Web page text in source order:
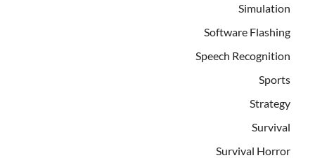
Simulation
Software Flashing
Speech Recognition
Sports
Strategy
Survival
Survival Horror